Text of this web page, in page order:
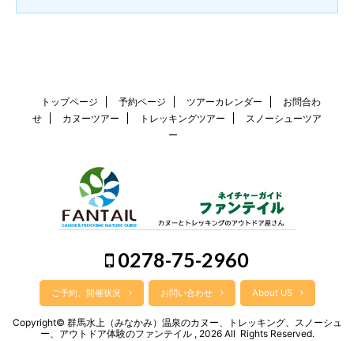
トップページ 予約ページ ツアーカレンダー
お問合わ
せ
カヌーツアー トレッキングツアー
スノーシューツア
ー
0278-75-2960
ご予約、開催状況 お問い合わせ About US
Copyright© 群馬水上（みなかみ）温泉のカヌー、トレッキング、スノーシュ
ー、アウトドア体験のファンテイル , 2026 All Rights Reserved.